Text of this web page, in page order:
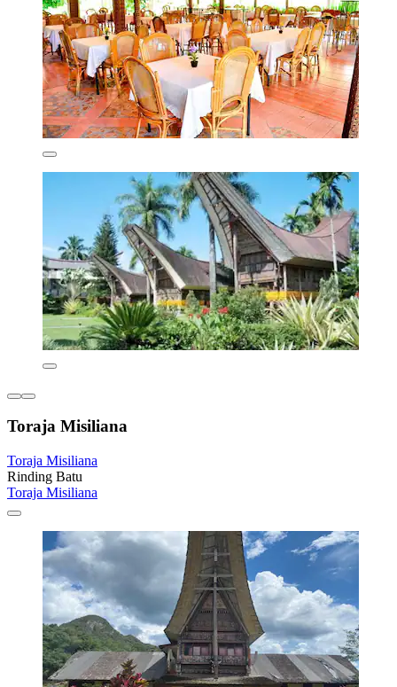
Toraja Misiliana
Toraja Misiliana
Rinding Batu
Toraja Misiliana